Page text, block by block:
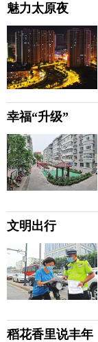
魅力太原夜
幸福“升级”
文明出行
稻花香里说丰年